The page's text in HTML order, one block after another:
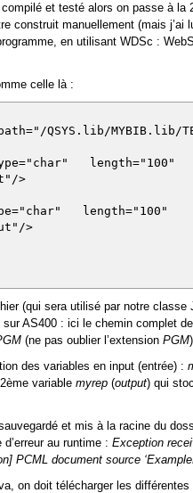
STORAGE
DIVISION
NAME REP.
BY SIZE
BY SPACE
et testé alors on passe à la
construit manuellement (mais j’ai
en utilisant WDSc :
celle là :
QSYS.lib/MYBIB.lib/
length="100"
>
length="100"
>
(qui sera utilisé par notre
AS400 : ici le chemin complet
(ne pas oublier l’extension PGM)
des variables en input (entrée) :
variable myrep (output) qui
et mis à la racine du
au runtime : Exception
PCML document source
on doit télécharger les